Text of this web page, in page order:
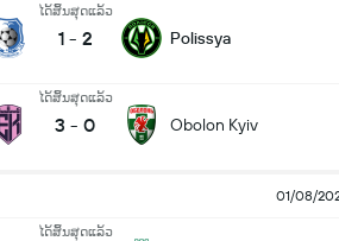
ໄດ້ສິ້ນສຸດແລ້ວ
1 - 2 Polissya
ໄດ້ສິ້ນສຸດແລ້ວ
3 - 0 Obolon Kyiv
01/08/
ໄດ້ສິ້ນສຸດແລ້ວ